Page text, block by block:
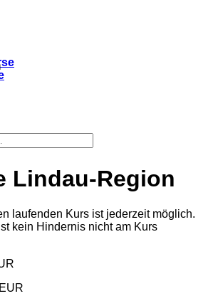
Lindau-Region
laufenden Kurs ist jederzeit möglich.
kein Hindernis nicht am Kurs